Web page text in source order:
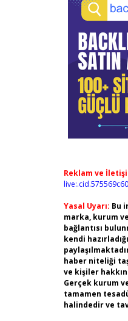
Reklam ve
Yasal Uyarı: Bu
marka, kurum
bağlantısı
kendi
haber niteliği
ve kişiler
Gerçek kurum
tamamen
halindedir ve